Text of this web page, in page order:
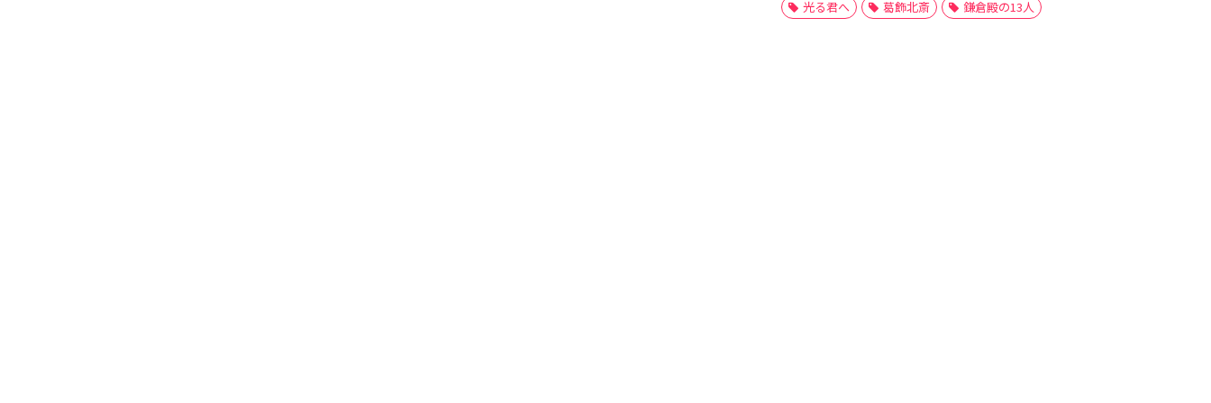
光る君へ 葛飾北斎 鎌倉殿の13人